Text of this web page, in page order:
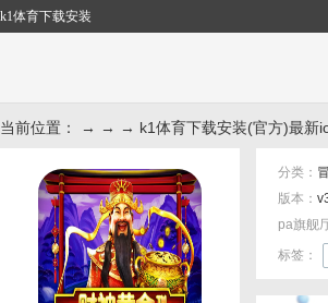
k1体育下载安装
当前位置： → → → k1体育下载安装(官方)最新
分类：
版本：
pa旗舰
标签：